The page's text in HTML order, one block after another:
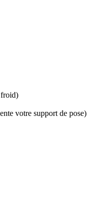
froid)
votre support de pose)